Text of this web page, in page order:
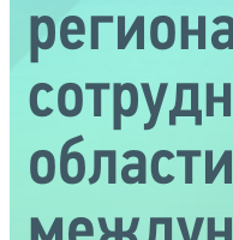
области